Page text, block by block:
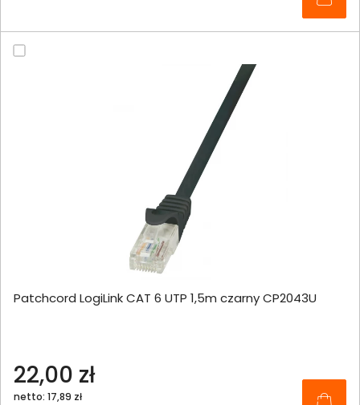
Patchcord LogiLink CAT 6 UTP 1,5m czarny CP2043U
22,00 zł
netto: 17,89 zł